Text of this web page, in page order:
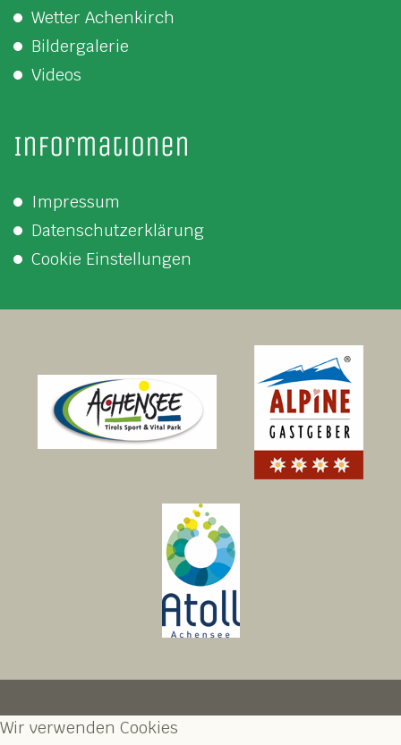
Wetter Achenkirch
Bildergalerie
Videos
Informationen
Impressum
Datenschutzerklärung
Cookie Einstellungen
Wir verwenden Cookies